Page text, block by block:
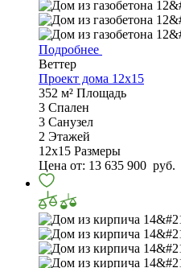
Подробнее
Веттер
Проект дома 12х15
352 м² Площадь
3 Спален
3 Санузел
2 Этажей
12х15 Размеры
Цена от: 13 635 900 руб.